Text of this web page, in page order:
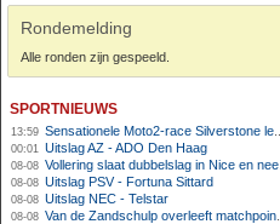
Rondemelding
Alle ronden zijn gespeeld.
sportnieuws
13:59 Sensationele Moto2-race Silverstone levert nieuwe winnaar op, Nederlanders buiten de punten
00:01 Uitslag AZ - ADO Den Haag
08-08 Vollering slaat dubbelslag in Nice en neemt geel over
08-08 Uitslag PSV - Fortuna Sittard
08-08 Uitslag NEC - Telstar
08-08 Van de Zandschulp overleeft matchpoints, ook Griekspoor verder in Montreal